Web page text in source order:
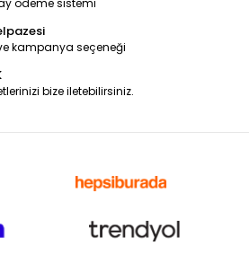
ödeme sistemi
kampanya seçeneği
bize iletebilirsiniz.